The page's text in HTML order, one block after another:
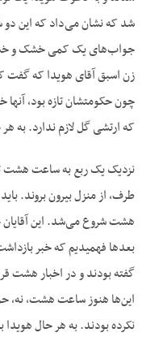
شد که نشان می‌داد که این
جواب‌های یک کمی خشک و
زن اسبق آقای هویدا که گفت
چون حکومتشان تازه بود،
که ارتشی گل لازم ندارد. به‌
نزدیک یک ربع به ساعت هشت
طرف، از منزل بیرون بروند.
هشت شروع می‌شد. این آقایان
بعدها فهمیدیم که خبر بازداشت
گفته بودند و در اخبار هشت
این‌ها هنوز ساعت هشت،
نکرده بودند. به‌ هر حال